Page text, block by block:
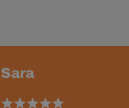
Sara